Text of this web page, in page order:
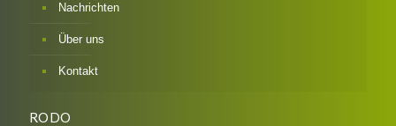
Nachrichten
Über uns
Kontakt
RODO